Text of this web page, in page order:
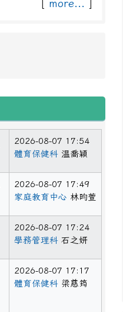
[ more... ]
2026-08-07 17:54
體育保健科 温喬穎
2026-08-07 17:49
家庭教育中心 林昀萱
2026-08-07 17:24
學務管理科 石之妍
2026-08-07 17:17
體育保健科 梁慈筠